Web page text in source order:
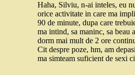
Haha, Silviu, n-ai inteles, eu
orice activitate in care ma
90 de minute, dupa care
ma intind, sa maninc, sa beau
dorm mai mult de 2 ore
Cit despre poze, hm, am
ma simteam suficient de sexi